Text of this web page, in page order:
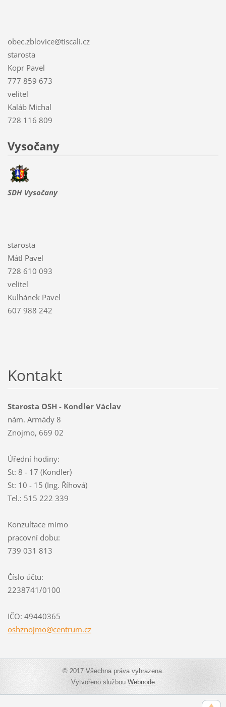
obec.zblovice@tiscali.cz
starosta
Kopr Pavel
777 859 673
velitel
Kaláb Michal
728 116 809
Vysočany
SDH Vysočany
starosta
Mátl Pavel
728 610 093
velitel
Kulhánek Pavel
607 988 242
Kontakt
Starosta OSH - Kondler Václav
nám. Armády 8
Znojmo, 669 02
Úřední hodiny:
St: 8 - 17 (Kondler)
St: 10 - 15 (Ing. Říhová)
Tel.: 515 222 339
Konzultace mimo
pracovní dobu:
739 031 813
Číslo účtu:
2238741/0100
IČO: 49440365
oshznojmo@centrum.cz
© 2017 Všechna práva vyhrazena.
Vytvořeno službouWebnode